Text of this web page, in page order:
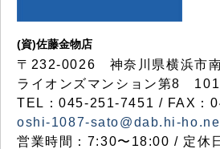
(資)佐藤金物店
〒232-0026 神奈川県横浜市
ライオンズマンション第8 101
TEL：045-251-7451 / FAX：
oshi-1087-sato@dab.hi-
営業時間：7:30〜18:00 / 定休